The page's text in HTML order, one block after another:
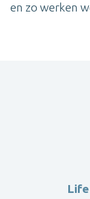
en zo werken